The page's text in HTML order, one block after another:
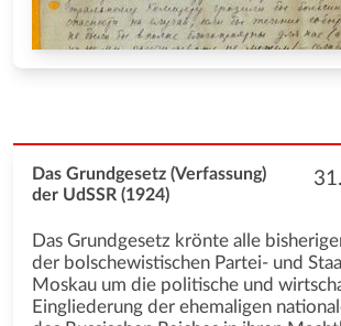
Das Grundgesetz (Verfassung)
der UdSSR (1924)
Das Grundgesetz krönte alle
der bolschewistischen Partei- und
Moskau um die politische und
Eingliederung der ehemaligen